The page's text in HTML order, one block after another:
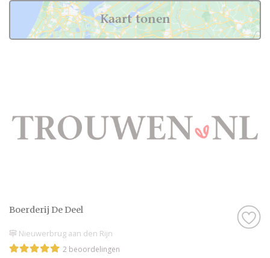
Boerderij De Deel
Nieuwerbrug aan den Rijn
2 beoordelingen
Kaart tonen